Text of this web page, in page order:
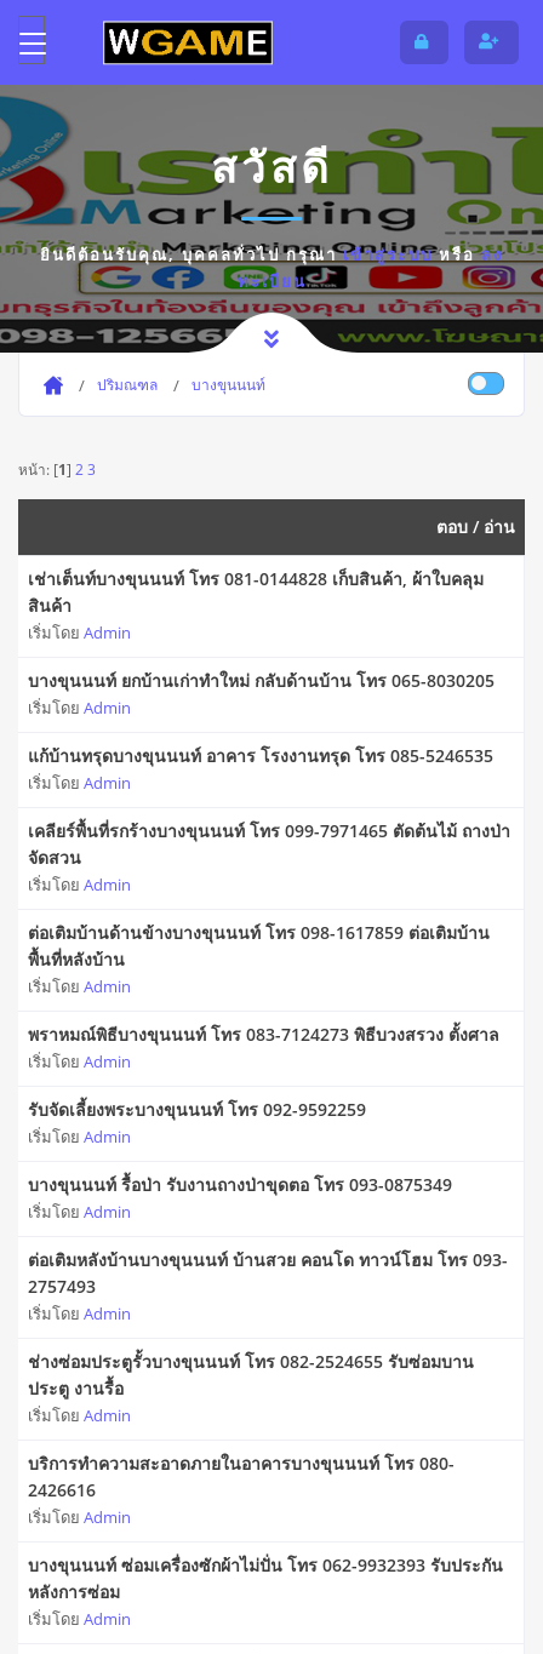
สวัสดี
ยินดีต้อนรับคุณ,บุคคลทั่วไปกรุณาเข้าสู่ระบบหรือลง
ทะเบียน
ปริมณฑล บางขุนนนท์
หน้า: [1] 2 3
ตอบ / อ่าน
เช่าเต็นท์บางขุนนนท์ โทร 081-0144828 เก็บสินค้า, ผ้าใบคลุม
สินค้า
เริ่มโดย Admin
บางขุนนนท์ ยกบ้านเก่าทำใหม่ กลับด้านบ้าน โทร 065-8030205
เริ่มโดย Admin
แก้บ้านทรุดบางขุนนนท์ อาคาร โรงงานทรุด โทร 085-5246535
เริ่มโดย Admin
เคลียร์พื้นที่รกร้างบางขุนนนท์ โทร 099-7971465 ตัดต้นไม้ ถางป่า
จัดสวน
เริ่มโดย Admin
ต่อเติมบ้านด้านข้างบางขุนนนท์ โทร 098-1617859 ต่อเติมบ้าน
พื้นที่หลังบ้าน
เริ่มโดย Admin
พราหมณ์พิธีบางขุนนนท์ โทร 083-7124273 พิธีบวงสรวง ตั้งศาล
เริ่มโดย Admin
รับจัดเลี้ยงพระบางขุนนนท์ โทร 092-9592259
เริ่มโดย Admin
บางขุนนนท์ รื้อป่า รับงานถางป่าขุดตอ โทร 093-0875349
เริ่มโดย Admin
ต่อเติมหลังบ้านบางขุนนนท์ บ้านสวย คอนโด ทาวน์โฮม โทร 093-
2757493
เริ่มโดย Admin
ช่างซ่อมประตูรั้วบางขุนนนท์ โทร 082-2524655 รับซ่อมบาน
ประตู งานรื้อ
เริ่มโดย Admin
บริการทำความสะอาดภายในอาคารบางขุนนนท์ โทร 080-
2426616
เริ่มโดย Admin
บางขุนนนท์ ซ่อมเครื่องซักผ้าไม่ปั่น โทร 062-9932393 รับประกัน
หลังการซ่อม
เริ่มโดย Admin